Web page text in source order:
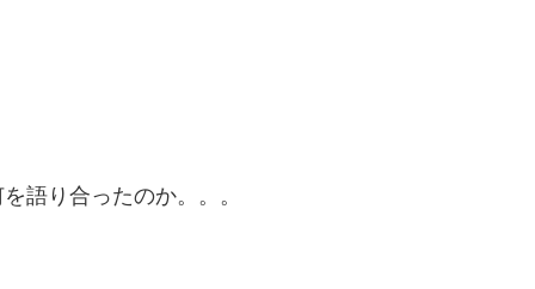
語り合ったのか。。。